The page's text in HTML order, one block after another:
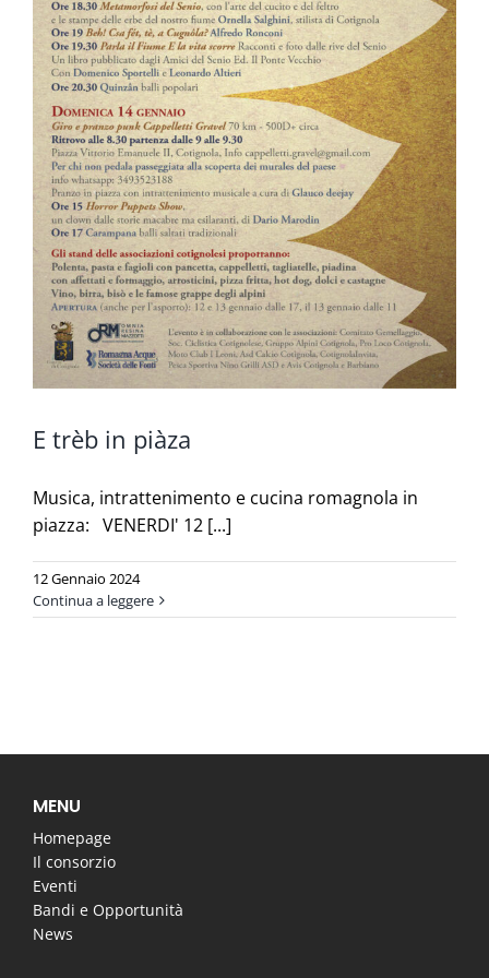
E trèb in piàza
Musica, intrattenimento e cucina romagnola in
piazza: VENERDI' 12 [...]
12 Gennaio 2024
Continua a leggere
MENU
Homepage
Il consorzio
Eventi
Bandi e Opportunità
News